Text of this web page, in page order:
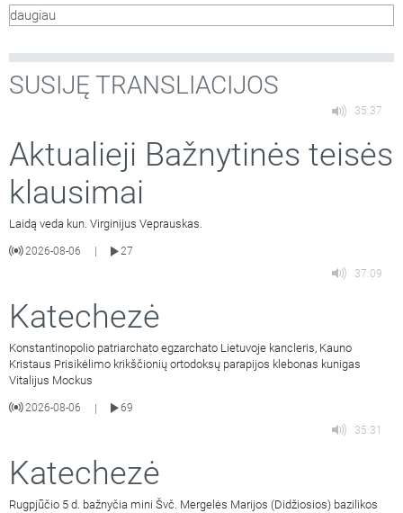
daugiau
SUSIJĘ TRANSLIACIJOS
35:37
Aktualieji Bažnytinės teisės
klausimai
Laidą veda kun. Virginijus Veprauskas.
2026-08-06
27
37:09
Katechezė
Konstantinopolio patriarchato egzarchato Lietuvoje kancleris, Kauno
Kristaus Prisikėlimo krikščionių ortodoksų parapijos klebonas kunigas
Vitalijus Mockus
2026-08-06 |
69
35:31
Katechezė
Rugpjūčio 5 d. bažnyčia mini Švč. Mergelės Marijos (Didžiosios) bazilikos